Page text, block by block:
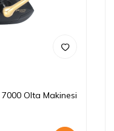
Olta Makinesi